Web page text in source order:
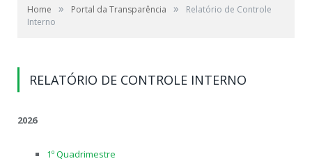
Home » Portal da Transparência »
Relatório de Controle
Interno
RELATÓRIO DE CONTROLE INTERNO
2026
1º Quadrimestre